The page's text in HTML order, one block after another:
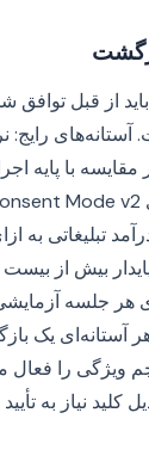
از قبل توافق
آستانه‌های
مقایسه با پایه
تبلیغاتی به
بیش از
جلسه
ویژگی را
کلید نیاز به